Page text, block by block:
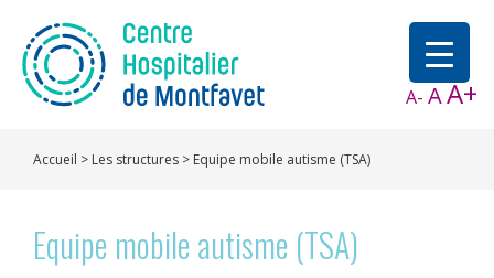
A- AA+
Accueil > Les structures > Equipe mobile autisme (TSA)
Equipe mobile autisme (TSA)